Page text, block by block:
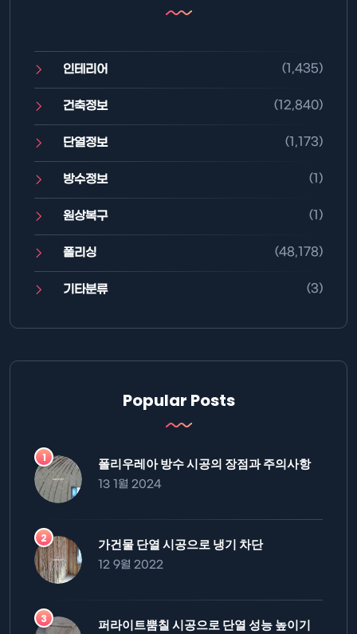
인테리어 (1,435)
건축정보 (12,840)
단열정보 (1,173)
방수정보 (1)
원상복구 (1)
폴리싱 (48,178)
기타분류 (3)
Popular Posts
폴리우레아 방수 시공의 장점과 주의사항
13 1월 2024
가건물 단열 시공으로 냉기 차단
12 9월 2022
퍼라이트뿜칠 시공으로 단열 성능 높이기